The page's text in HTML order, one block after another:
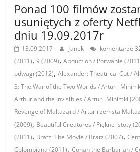
Ponad 100 filmów
usuniętych z oferty
dniu 19.09.2017r
13.09.2017 Janek komentarze
(2011),9 (2009),Abduction / Porwanie
odwagi (2012),Alexander: Theatrical Cut /
3: The War of the Two Worlds / Artur i
Arthur and the Invisibles / Artur i Minimki
Revenge of Maltazard / Artur i zemsta
(2009), Beautiful Creatures / Piękne istoty
(2011), Bratz: The Movie / Bratz (2007),
Colombiana (2011),Conan the Barbarian /